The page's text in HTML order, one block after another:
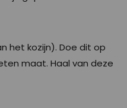
het kozijn). Doe dit op
maat. Haal van deze